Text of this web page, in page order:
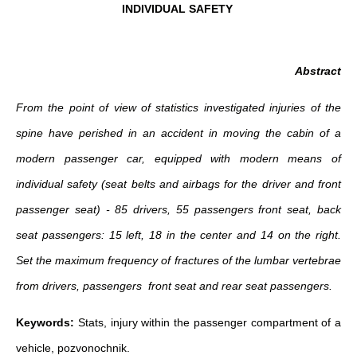
INDIVIDUAL SAFETY
Abstract
From the point of view of statistics investigated injuries of the
spine have perished in an accident in moving the cabin of a
modern passenger car, equipped with modern means of
individual safety (seat belts and airbags for the driver and front
passenger seat) - 85 drivers, 55 passengers front seat, back
seat passengers: 15 left, 18 in the center and 14 on the right.
Set the maximum frequency of fractures of the lumbar vertebrae
from drivers, passengers front seat and rear seat passengers.
Keywords: Stats, injury within the passenger compartment of a
vehicle, pozvonochnik.